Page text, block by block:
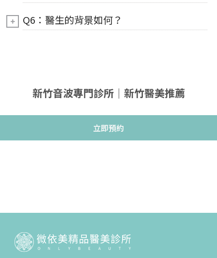
Q6：醫生的背景如何？
新竹音波專門診所｜新竹醫美推薦
立即預約